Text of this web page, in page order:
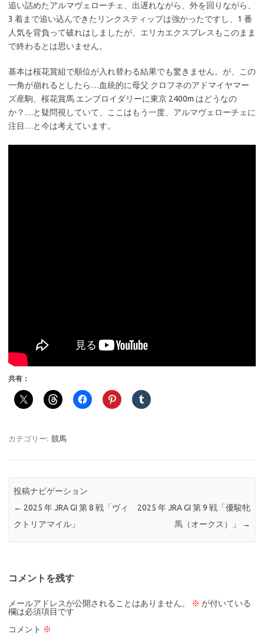
追い詰めたアルマヴェローチェ、出遅れながら、外を回りながら、
3 着まで追い込んできたリンクスティップは強かったですし、1 番
人気を背負って破れはしましたが、エリカエクスプレスもこのまま
で終わるとは思いません。
基本は桜花賞組で順位が入れ替わる結果でも驚きません。が、この
一角が崩れるとしたら…血統的に母父 クロフネのアドマイヤマー
ズ産駒、桜花賞馬 エンブロイダリーに東京 2400m はどうなの
か？…と疑問視していて、ここはもう一度、アルマヴェローチェに
注目…と今は考えています。
共有：
カテゴリー: 競馬
投稿ナビゲーション
← 2025 年 JRA GI 第 8 戦「ヴィ
クトリアマイル」
2025 年 JRA GI 第 9 戦「優駿牝
馬（オークス）」
→
コメントを残す
メールアドレスが公開されることはありません。 ※ が付いている
欄は必須項目です
コメント ※